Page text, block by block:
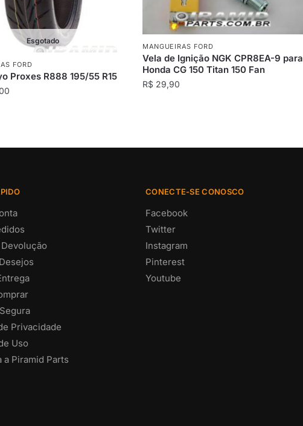
Esgotado
FORD
Proxes R888 195/55 R15
MANGUEIRAS FORD
Vela de Ignição NGK CPR8EA-9 para
Honda CG 150 Titan 150 Fan
R$29,90
Privacidade
Uso
a Piramid Parts
CONECTE-SE CONOSCO
Facebook
Twitter
Instagram
Pinterest
Youtube